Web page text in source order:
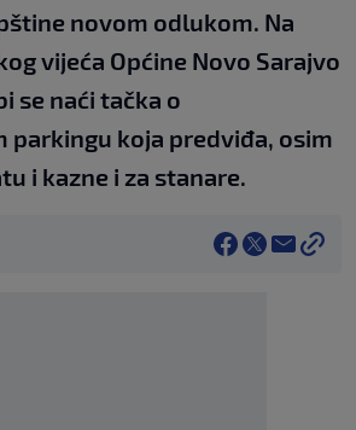
novom odlukom. Na
vijeća Općine Novo Sarajvo
se naći tačka o
parkingu koja predviđa, osim
i kazne i za stanare.